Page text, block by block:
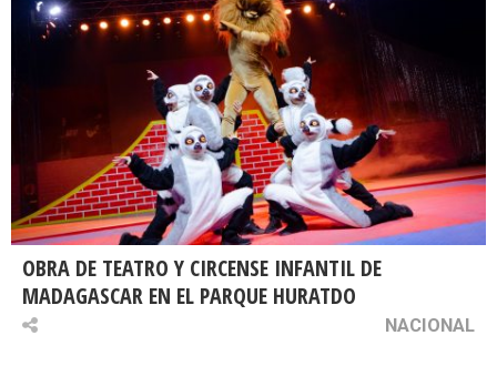
OBRA DE TEATRO Y CIRCENSE INFANTIL DE
MADAGASCAR EN EL PARQUE HURATDO
NACIONAL